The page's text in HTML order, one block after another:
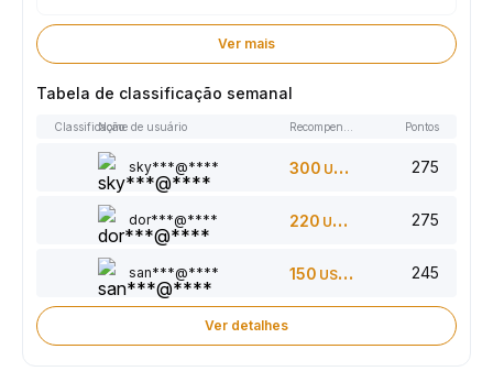
Ver mais
Tabela de classificação semanal
ClassificaçãoNome de usuário Pontos
sky***@**** 300 USDT 275
dor***@**** 220 USDT 275
san***@**** 150 USDT 245
Ver detalhes